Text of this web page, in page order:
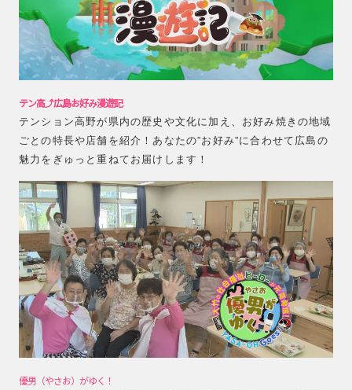
テン高⤴広島お好み漫遊記
テンション高野が県内の歴史や文化に加え、お好み焼きの地域
ごとの特長や店舗を紹介！あなたの”お好み”に合わせて広島の
魅力をぎゅっと重ねてお届けします！
優男（やさお）がゆく！